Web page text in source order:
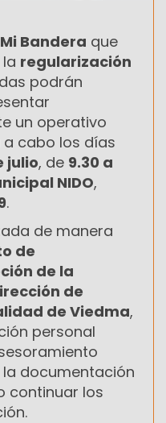
Bandera que
regularización
podrán
un operativo
a cabo los días
julio, de 9.30 a
NIDO,
.
de manera
de
de la
de
de Viedma,
personal
documentación
continuar los